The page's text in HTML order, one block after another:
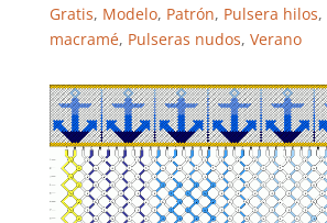
Gratis, Modelo, Patrón, Pulsera hilos,
macramé, Pulseras nudos, Verano